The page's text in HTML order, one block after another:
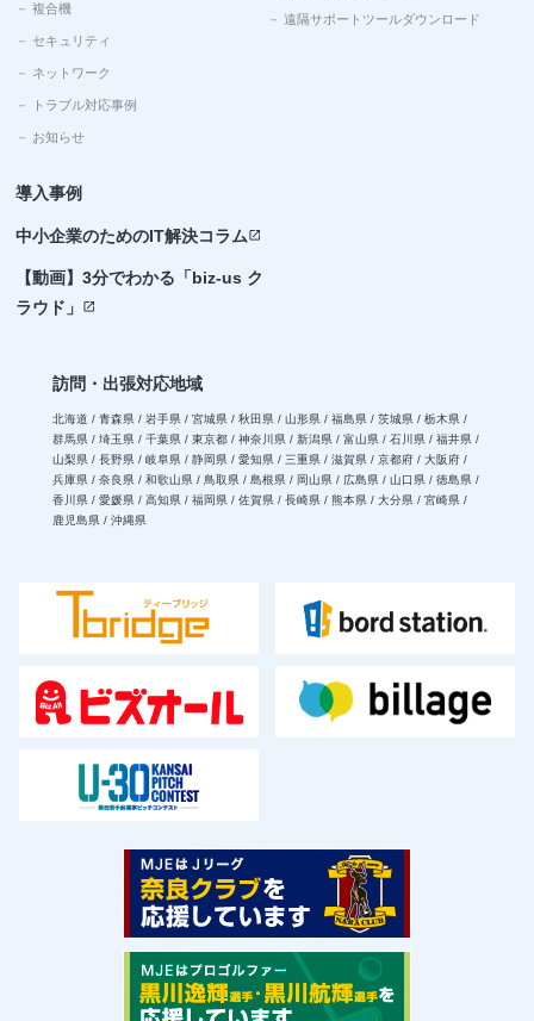
－ 複合機
－ セキュリティ
－ ネットワーク
－ トラブル対応事例
－ お知らせ
導入事例
－ 遠隔サポートツールダウンロード
中小企業のためのIT解決コラムopen_in_new
【動画】3分でわかる「biz-us ク
ラウド」
open_in_new
訪問・出張対応地域
北海道 / 青森県 / 岩手県 / 宮城県 / 秋田県 / 山形県 / 福島県 / 茨城県 / 栃木県 /
群馬県 / 埼玉県 / 千葉県 / 東京都 / 神奈川県 / 新潟県 / 富山県 / 石川県 / 福井県 /
山梨県 / 長野県 / 岐阜県 / 静岡県 / 愛知県 / 三重県 / 滋賀県 / 京都府 / 大阪府 /
兵庫県 / 奈良県 / 和歌山県 / 鳥取県 / 島根県 / 岡山県 / 広島県 / 山口県 / 徳島県 /
香川県 / 愛媛県 / 高知県 / 福岡県 / 佐賀県 / 長崎県 / 熊本県 / 大分県 / 宮崎県 /
鹿児島県 / 沖縄県